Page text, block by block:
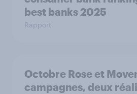
best banks 2025
Rapport
Octobre Rose et
campagnes, deux